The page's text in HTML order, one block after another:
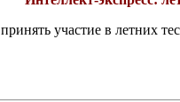
участие в летних